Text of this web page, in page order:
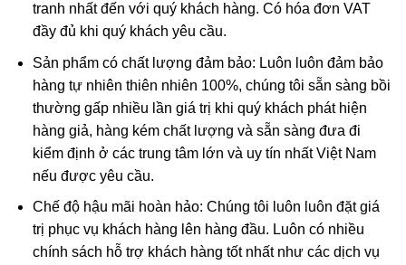
tranh nhất đến với quý khách hàng. Có hóa đơn VAT
đầy đủ khi quý khách yêu cầu.
Sản phẩm có chất lượng đảm bảo: Luôn luôn đảm bảo
hàng tự nhiên thiên nhiên 100%, chúng tôi sẵn sàng bồi
thường gấp nhiều lần giá trị khi quý khách phát hiện
hàng giả, hàng kém chất lượng và sẵn sàng đưa đi
kiểm định ở các trung tâm lớn và uy tín nhất Việt Nam
nếu được yêu cầu.
Chế độ hậu mãi hoàn hảo: Chúng tôi luôn luôn đặt giá
trị phục vụ khách hàng lên hàng đầu. Luôn có nhiều
chính sách hỗ trợ khách hàng tốt nhất như các dịch vụ